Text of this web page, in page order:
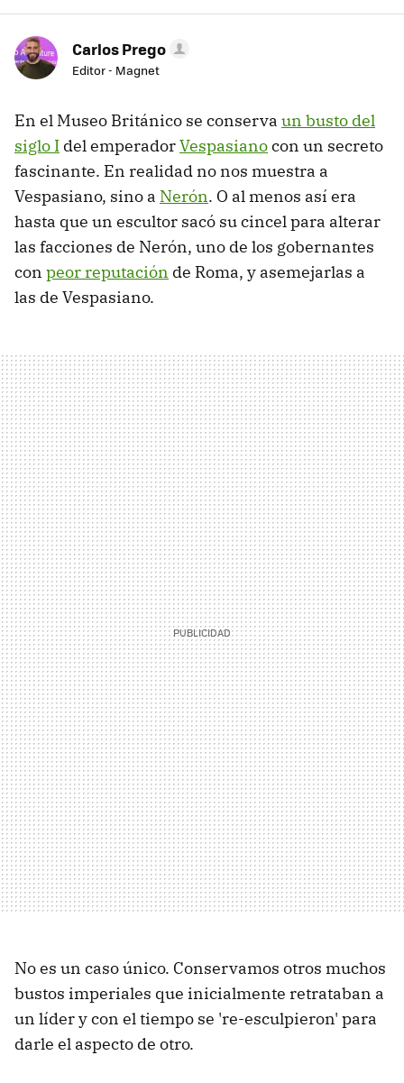
Carlos Prego
Editor - Magnet
En el Museo Británico se conserva un busto del
siglo I del emperadorVespasianocon un secreto
fascinante. En realidad no nos muestra a
Vespasiano, sino a Nerón. O al menos así era
hasta que un escultor sacó su cincel para alterar
las facciones de Nerón, uno de los gobernantes
con peor reputación de Roma, y asemejarlas a
las de Vespasiano.
No es un caso único. Conservamos otros muchos
bustos imperiales que inicialmente retrataban a
un líder y con el tiempo se 're-esculpieron' para
darle el aspecto de otro.